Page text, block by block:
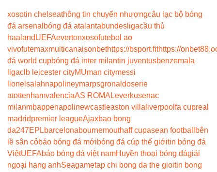
xosotin chelseathông tin chuyển nhượngcâu lạc bộ bóng
đá arsenal bóng đá atalantabundesligacầu thủ
haalandUEFAevertonxosofutebol ao
vivofutemaxmulticanaisonbethttps://bsport.fithttps://
đá world cupbóng đá inter milantin juventusbenzema la
ligaclb leicester cityMUman citymessi
lionel salahnapolineymarpsgronaldoserie
atottenhamvalenciaAS ROMALeverkusenac
milanmbappenapolinewcastleaston villa liverpool fa cupreal
madridpremier leagueAjaxbao bong
da247EPLbarcelonabournemouthaff cupasean football bên
lề sân cỏbáo bóng đá mớibóng đá cúp thế giớitin bóng đá
ViệtUEFAbáo bóng đá việt namHuyền thoại bóng đágiải
ngoại hạng anhSeagametap chi bong da the gioitin bong